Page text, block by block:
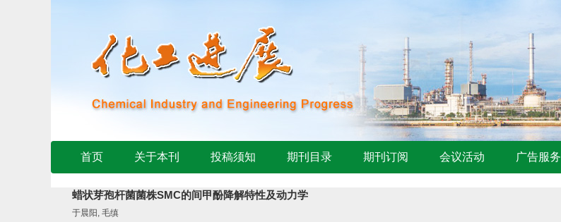
首页 关于本刊 投稿须知 期刊目录 期刊订阅 会议活动 广告服务
蜡状芽孢杆菌菌株SMC的间甲酚降解特性及动力学
于晨阳, 毛缜